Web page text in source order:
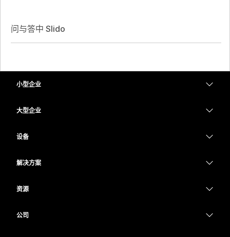
问与答中 Slido
小型企业
大型企业
设备
解决方案
资源
公司